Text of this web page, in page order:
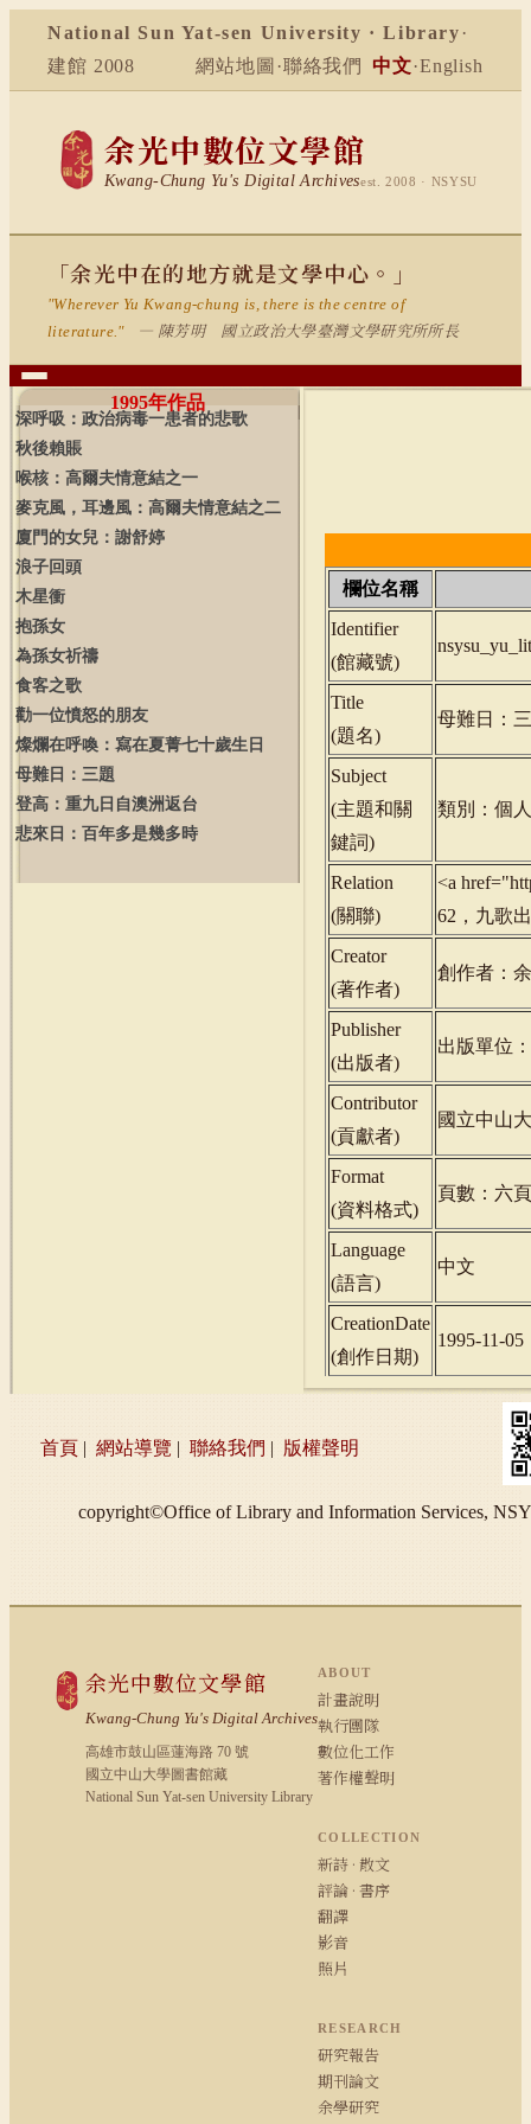
National Sun Yat-sen University · Library ·
建館 2008
網站地圖 ·聯絡我們 中文·English
余光中數位文學館
Kwang-Chung Yu's Digital Archivesest. 2008 · NSYSU
「余光中在的地方就是文學中心。」
"Wherever Yu Kwang-chung is, there is the centre of
literature."
— 陳芳明 國立政治大學臺灣文學研究所所長
1995年作品
深呼吸：政治病毒一患者的悲歌
秋後賴賬
喉核：高爾夫情意結之一
麥克風，耳邊風：高爾夫情意結之二
廈門的女兒：謝舒婷
浪子回頭
木星衝
抱孫女
為孫女祈禱
食客之歌
勸一位憤怒的朋友
燦爛在呼喚：寫在夏菁七十歲生日
母難日：三題
登高：重九日自澳洲返台
悲來日：百年多是幾多時
欄位名稱
Identifier
(館藏號)
Title
(題名)
母難日：
Subject
(主題和關
鍵詞)
類別：個
Relation
(關聯)
<a
62，九歌
Creator
(著作者)
創作者：
Publisher
(出版者)
出版單位
Contributor
(貢獻者)
國立中山
Format
(資料格式)
頁數：六頁
Language
(語言)
中文
CreationDate
(創作日期)
1995-11-05
首頁 | 網站導覽 | 聯絡我們 | 版權聲明
copyright©Office of Library and Information Services,
余光中數位文學館
Kwang-Chung Yu's Digital Archives
高雄市鼓山區蓮海路 70 號
國立中山大學圖書館藏
National Sun Yat-sen University Library
ABOUT
計畫說明
執行團隊
數位化工作
著作權聲明
COLLECTION
新詩 · 散文
評論 · 書序
翻譯
影音
照片
RESEARCH
研究報告
期刊論文
余學研究